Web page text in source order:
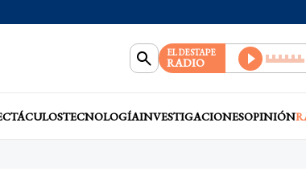
EL DESTAPE
RADIO
TECNOLOGÍAINVESTIGACIONESOPINIÓN